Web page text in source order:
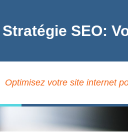
Stratégie SEO:
Optimisez votre site internet